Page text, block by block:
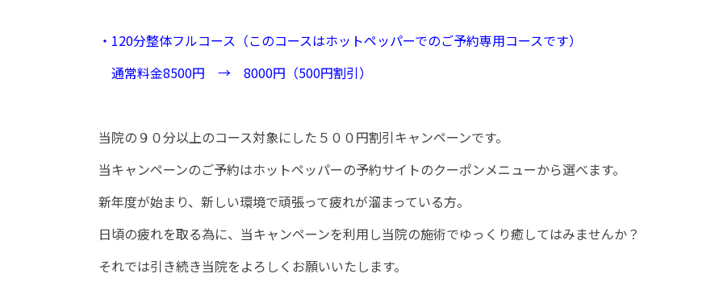
・120分整体フルコース（このコースはホットペッパーでのご予約専用コースです）
通常料金8500円 → 8000円（500円割引）
当院の９０分以上のコース対象にした５００円割引キャンペーンです。
当キャンペーンのご予約はホットペッパーの予約サイトのクーポンメニューから選べます。
新年度が始まり、新しい環境で頑張って疲れが溜まっている方。
日頃の疲れを取る為に、当キャンペーンを利用し当院の施術でゆっくり癒してはみませんか？
それでは引き続き当院をよろしくお願いいたします。